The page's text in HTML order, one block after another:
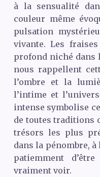
à la sensualité
couleur même
pulsation
vivante. Les
profond niché dans
nous rappellent
l’ombre et la
l’intime et
intense symbolise
de toutes traditions
trésors les plus
dans la pénombre, à
patiemment
vraiment voir.